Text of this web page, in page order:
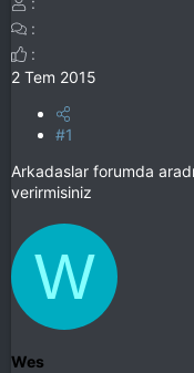
2 Tem 2015
#1
Arkadaslar forumda
verirmisiniz
W
Wes